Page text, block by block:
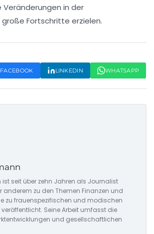
Veränderungen in der
große Fortschritte erzielen.
FACEBOOK LINKEDIN WHATSAPP
ist seit über zehn Jahren als Journalist
anderem zu den Themen Finanzen und
zu frauenspezifischen und modischen
Seine Arbeit umfasst die
und gesellschaftlichen